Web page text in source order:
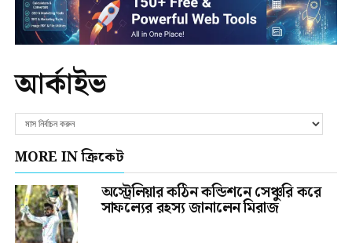
আর্কাইভ
MORE IN ক্রিকেট
অস্ট্রেলিয়ার কঠিন কন্ডিশনে সেঞ্চুরি করে
সাফল্যের রহস্য জানালেন মিরাজ